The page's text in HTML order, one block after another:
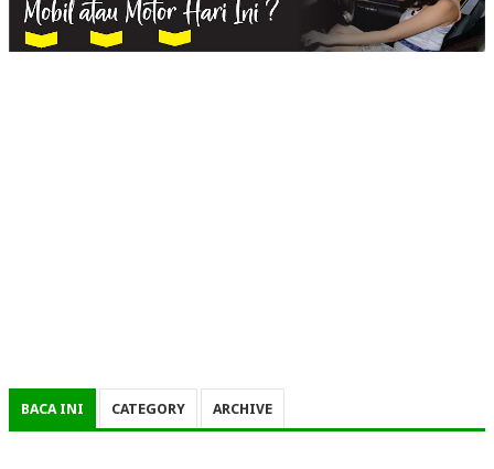
BACA INI CATEGORY ARCHIVE